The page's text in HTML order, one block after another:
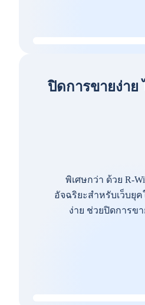
ปิดการขายง่าย
พิเศษกว่า ด้วย R-
อัจฉริยะสำหรับเว็บยุ
ง่าย ช่วยปิดการข